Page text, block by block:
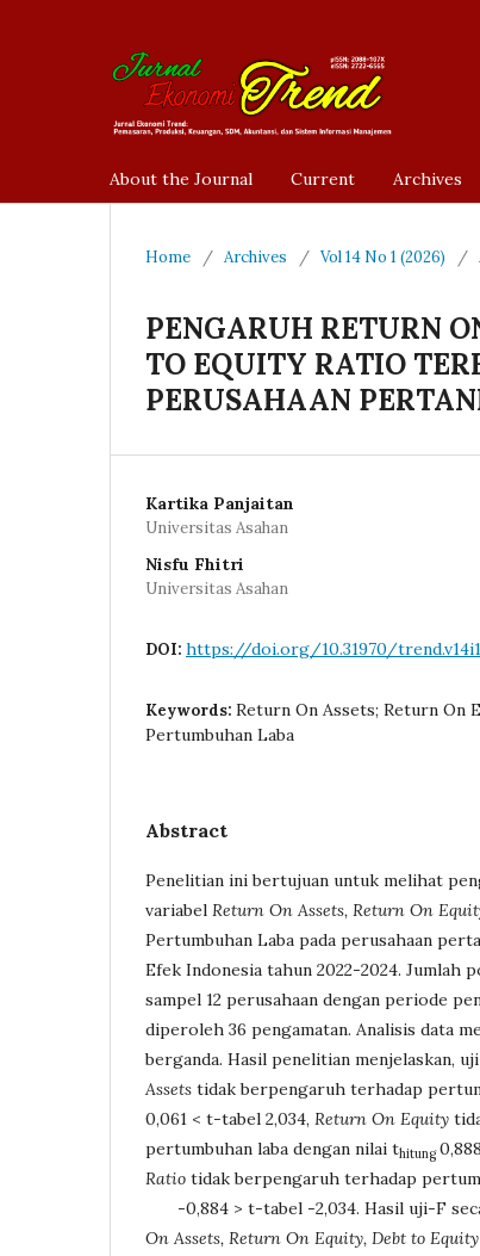
About the Journal Current Archives
Home / Archives / Vol 14 No 1 (2026) /
PENGARUH RETURN
TO EQUITY RATIO
PERUSAHAAN
Kartika Panjaitan
Universitas Asahan
Nisfu Fhitri
Universitas Asahan
DOI: https://doi.org/10.31970/
Keywords: Return On Assets; Return On
Pertumbuhan Laba
Abstract
Penelitian ini bertujuan untuk melihat
variabel Return On Assets, Return On
Pertumbuhan Laba pada perusahaan
Efek Indonesia tahun 2022-2024. Jumlah
sampel 12 perusahaan dengan periode
diperoleh 36 pengamatan. Analisis data
berganda. Hasil penelitian menjelaskan,
Assets tidak berpengaruh terhadap
0,061 < t-tabel 2,034, Return On Equity
pertumbuhan laba dengan nilai thitung
Ratio tidak berpengaruh terhadap
-0,884 > t-tabel -2,034. Hasil uji-F
On Assets, Return On Equity, Debt to